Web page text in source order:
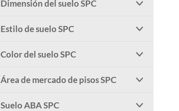
Dimensión del suelo SPC 
Estilo de suelo SPC 
Color del suelo SPC 
Área de mercado de pisos SPC 
Suelo ABA SPC 